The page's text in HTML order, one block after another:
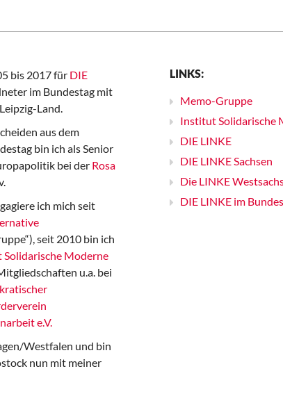
bis 2017 für DIE
im Bundestag mit
Land.
aus dem
bin ich als Senior
bei der Rosa
ich mich seit
seit 2010 bin ich
Moderne
u.a. bei
e.V.
Westfalen und bin
nun mit meiner
LINKS:
Memo-Gruppe
Institut Solidarische
DIE LINKE
DIE LINKE Sachsen
Die LINKE
DIE LINKE im